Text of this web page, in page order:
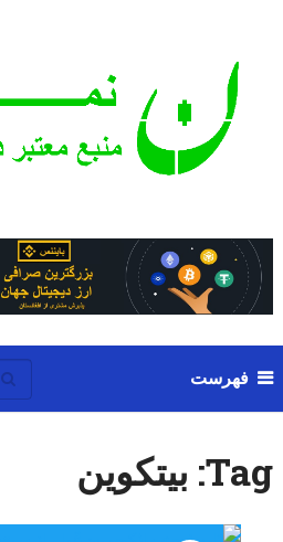
فهرست
Tag: بیتکوین